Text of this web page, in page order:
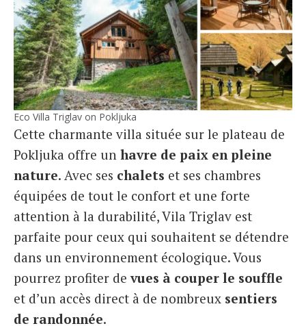
Eco Villa Triglav on Pokljuka
Cette charmante villa située sur le plateau de
Pokljuka offre un havre de paix en pleine
nature. Avec ses chalets et ses chambres
équipées de tout le confort et une forte
attention à la durabilité, Vila Triglav est
parfaite pour ceux qui souhaitent se détendre
dans un environnement écologique. Vous
pourrez profiter devues à couper le souffle
et d’un accès direct à de nombreux sentiers
de randonnée.